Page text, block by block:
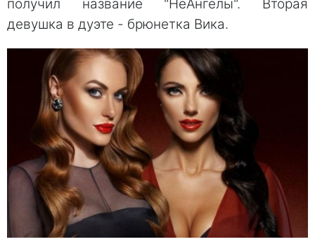
получил название "НеАнгелы". Вторая
девушка в дуэте - брюнетка Вика.